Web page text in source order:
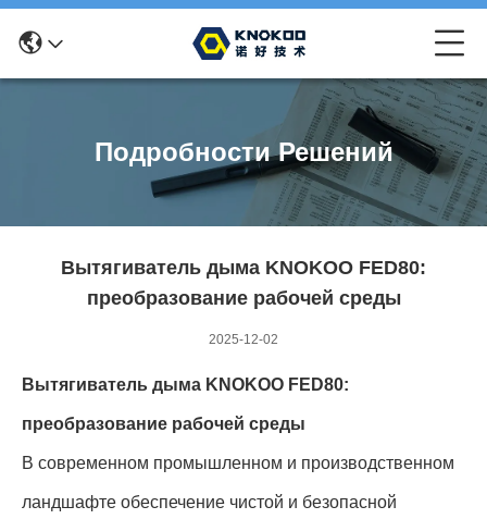
Подробности Решений
Вытягиватель дыма KNOKOO FED80:
преобразование рабочей среды
2025-12-02
Вытягиватель дыма KNOKOO FED80:
преобразование рабочей среды
В современном промышленном и производственном
ландшафте обеспечение чистой и безопасной